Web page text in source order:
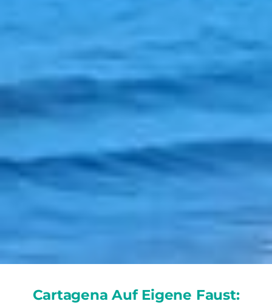
Cartagena Auf Eigene Faust: